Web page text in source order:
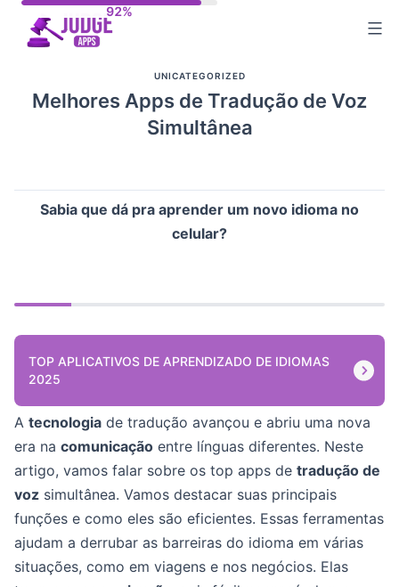
UNICATEGORIZED
Melhores Apps de Tradução de Voz
Simultânea
Sabia que dá pra aprender um novo idioma no
celular?
TOP APLICATIVOS DE APRENDIZADO DE IDIOMAS
2025
A tecnologia de tradução avançou e abriu uma nova
era na comunicação entre línguas diferentes. Neste
artigo, vamos falar sobre os top apps de tradução de
voz simultânea. Vamos destacar suas principais
funções e como eles são eficientes. Essas ferramentas
ajudam a derrubar as barreiras do idioma em várias
situações, como em viagens e nos negócios. Elas